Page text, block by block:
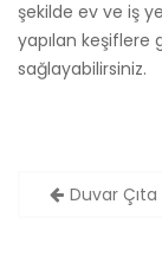
şekilde ev ve iş
yapılan keşiflere
sağlayabilirsiniz.
YazıDuvar Çıta